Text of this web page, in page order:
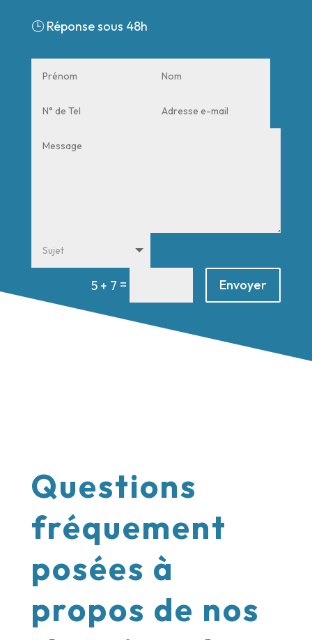
🕒Réponse sous 48h
5 + 7 = Envoyer
Questions
fréquement
posées à
propos de nos